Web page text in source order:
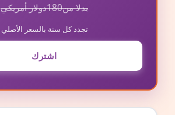
بدلا من180دولار أمريكي
تجدد كل سنة بالسعر الأصلي
اشترك